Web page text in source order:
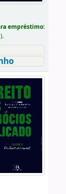
empréstimo: